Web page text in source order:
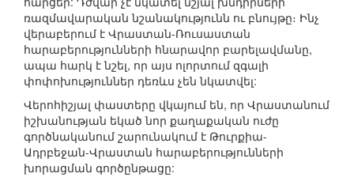
ռազմավարական նշանակությունն ու բնույթը։ Ինչ
վերաբերում է Վրաստան-Ռուսաստան
հարաբերությունների հնարավոր բարելավմանը,
ապա հարկ է նշել, որ այս ոլորտում զգալի
փոփոխություններ դեռևս չեն նկատվել:
Վերոհիշյալ փաստերը վկայում են, որ Վրաստանում
իշխանության եկած նոր քաղաքական ուժը
գործնականում շարունակում է Թուրքիա-
Ադրբեջան-Վրաստան հարաբերությունների
խորացման գործընթացը: